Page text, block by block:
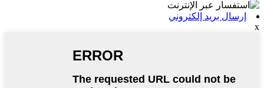
إرسال بريد إلكتروني
x